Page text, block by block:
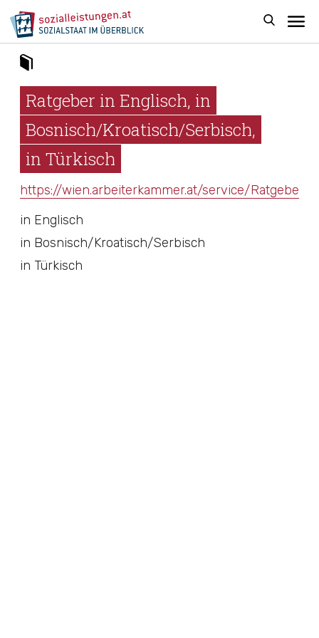
Ratgeber in Englisch, in
Bosnisch/Kroatisch/Serbisch,
in Türkisch
https://wien.arbeiterkammer.at/service/Ratgeber/
in Englisch
in Bosnisch/Kroatisch/Serbisch
in Türkisch